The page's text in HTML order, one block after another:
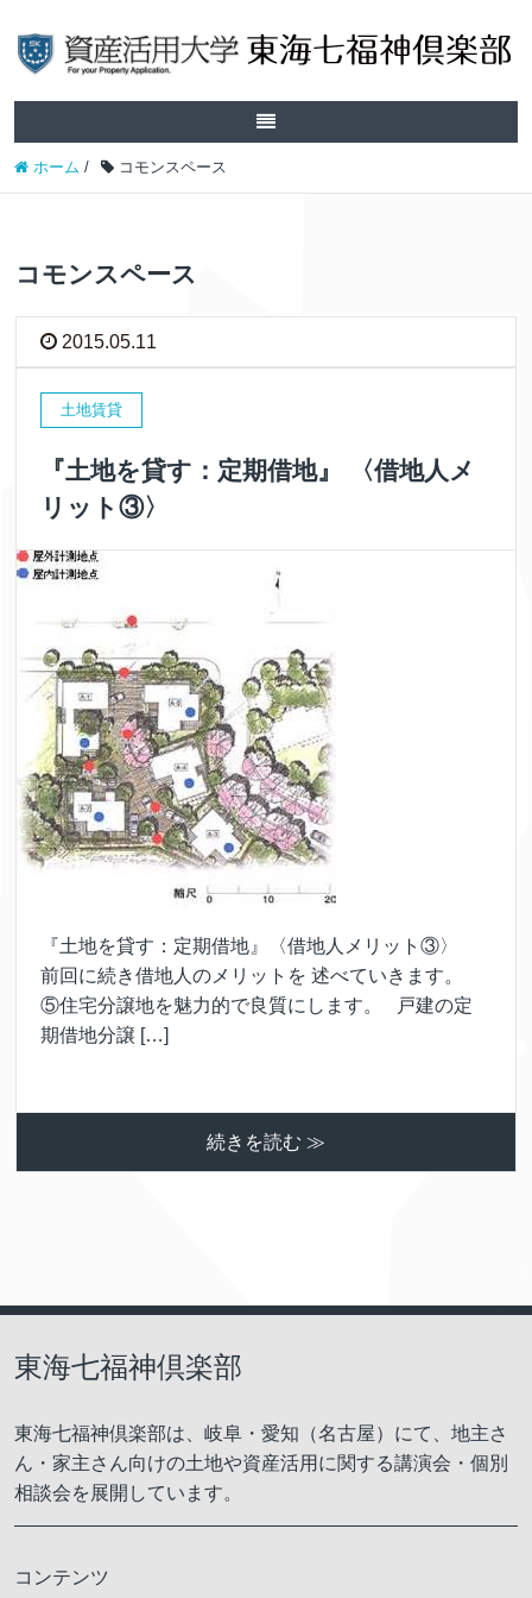
ホーム / コモンスペース
コモンスペース
2015.05.11
土地賃貸
『土地を貸す：定期借地』 〈借地人メ
リット③〉
『土地を貸す：定期借地』〈借地人メリット③〉
前回に続き借地人のメリットを 述べていきます。
⑤住宅分譲地を魅力的で良質にします。 戸建の定
期借地分譲 […]
続きを読む ≫
東海七福神倶楽部
東海七福神倶楽部は、岐阜・愛知（名古屋）にて、地主さ
ん・家主さん向けの土地や資産活用に関する講演会・個別
相談会を展開しています。
コンテンツ